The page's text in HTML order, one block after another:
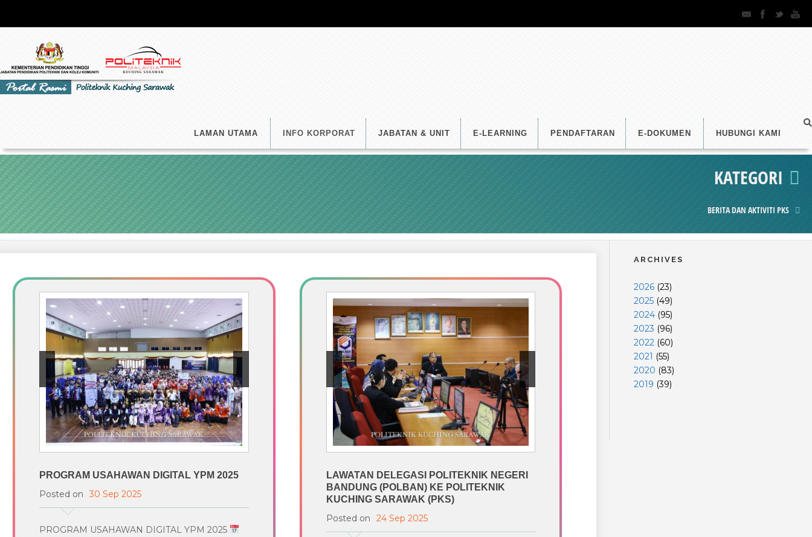
LAMAN UTAMA INFO KORPORAT JABATAN & UNIT E-LEARNING PENDAFTARAN E-DOKUMEN HUBUNGI KAMI
KATEGORI
BERITA DAN AKTIVITI PKS
PROGRAM USAHAWAN DIGITAL YPM 2025
Posted on 30 Sep 2025
PROGRAM USAHAWAN DIGITAL YPM 2025
LAWATAN DELEGASI POLITEKNIK NEGERI
BANDUNG (POLBAN) KE POLITEKNIK
KUCHING SARAWAK (PKS)
Posted on 24 Sep 2025
ARCHIVES
2026 (23)
2025 (49)
2024 (95)
2023 (96)
2022 (60)
2021 (55)
2020 (83)
2019 (39)